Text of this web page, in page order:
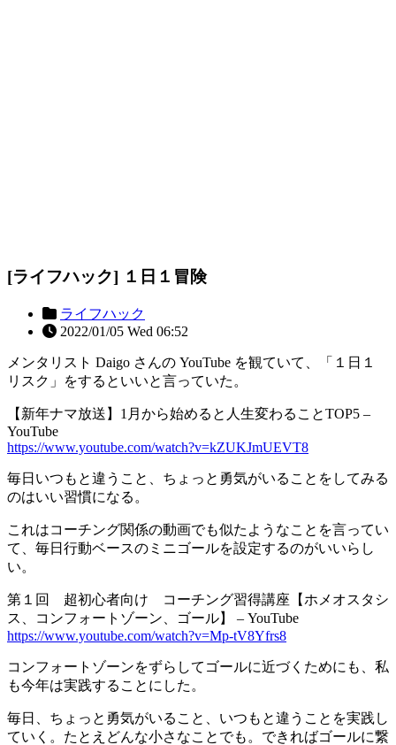
[ライフハック] １日１冒険
ライフハック
2022/01/05 Wed 06:52
メンタリスト Daigo さんの YouTube を観ていて、「１日１
リスク」をするといいと言っていた。
【新年ナマ放送】1月から始めると人生変わることTOP5 –
YouTube
https://www.youtube.com/watch?v=kZUKJmUEVT8
毎日いつもと違うこと、ちょっと勇気がいることをしてみる
のはいい習慣になる。
これはコーチング関係の動画でも似たようなことを言ってい
て、毎日行動ベースのミニゴールを設定するのがいいらし
い。
第１回 超初心者向け コーチング習得講座【ホメオスタシ
ス、コンフォートゾーン、ゴール】 – YouTube
https://www.youtube.com/watch?v=Mp-tV8Yfrs8
コンフォートゾーンをずらしてゴールに近づくためにも、私
も今年は実践することにした。
毎日、ちょっと勇気がいること、いつもと違うことを実践し
ていく。たとえどんな小さなことでも。できればゴールに繋